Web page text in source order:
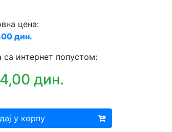
цена:
дин.
са интернет попустом:
дин.
у корпу